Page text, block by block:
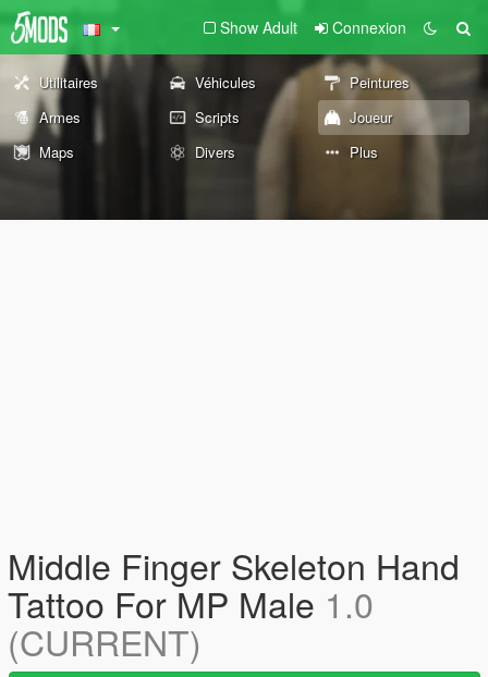
Show Adult Connexion
Utilitaires Véhicules
Peintures
Armes
Scripts
Joueur
Maps
Divers Plus
Middle Finger Skeleton Hand
Tattoo For MP Male 1.0
(CURRENT)